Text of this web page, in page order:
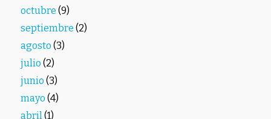
octubre(9)
septiembre(2)
agosto(3)
julio(2)
junio(3)
mayo(4)
abril(1)